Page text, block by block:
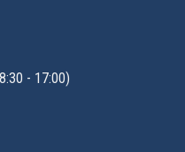
- 17:00)